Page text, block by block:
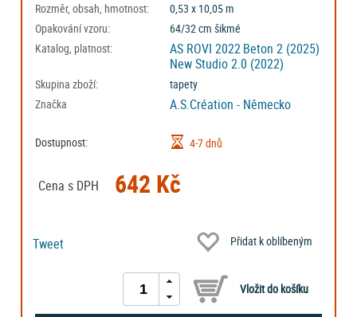
Rozměr, obsah, hmotnost:
0,53 x 10,05 m
Opakování vzoru:
64/32 cm šikmé
Katalog, platnost:
AS ROVI 2022Beton 2 (2025)
New Studio 2.0 (2022)
Skupina zboží:
tapety
Značka
A.S.Création - Německo
Dostupnost: 4-7 dnů
Cena s DPH 642 Kč
Tweet Přidat k oblíbeným